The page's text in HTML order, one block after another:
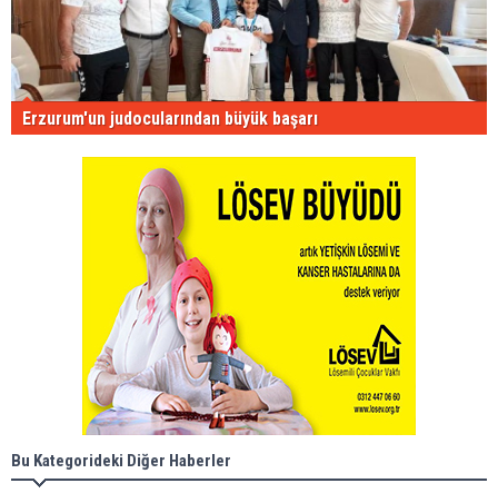
Erzurum'un judocularından büyük başarı
Bu Kategorideki Diğer Haberler